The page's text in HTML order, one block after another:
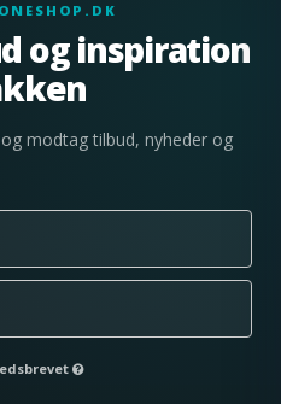
og inspiration
modtag tilbud, nyheder og